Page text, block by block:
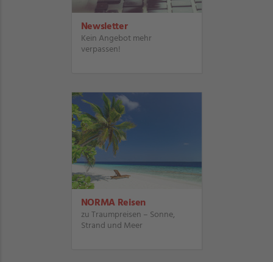
Newsletter
Kein Angebot mehr
verpassen!
NORMA Reisen
zu Traumpreisen – Sonne,
Strand und Meer